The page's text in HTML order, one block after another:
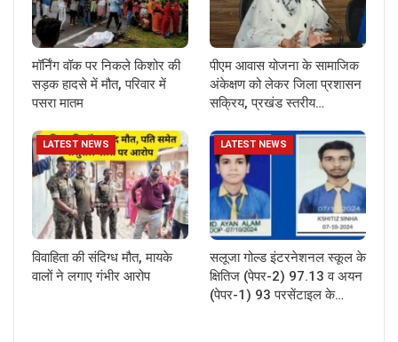
मॉर्निंग वॉक पर निकले किशोर की
सड़क हादसे में मौत, परिवार में
पसरा मातम
पीएम आवास योजना के सामाजिक
अंकेक्षण को लेकर जिला प्रशासन
सक्रिय, प्रखंड स्तरीय…
LATEST NEWS
विवाहिता की संदिग्ध मौत, मायके
वालों ने लगाए गंभीर आरोप
LATEST NEWS
सलूजा गोल्ड इंटरनेशनल स्कूल के
क्षितिज (पेपर-2) 97.13 व अयन
(पेपर-1) 93 परसेंटाइल के…